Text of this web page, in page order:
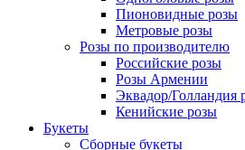
Пионовидные розы
Метровые розы
Розы по производителю
Российские розы
Розы Армении
Эквадор/Голландия
Кенийские розы
Букеты
Сборные букеты